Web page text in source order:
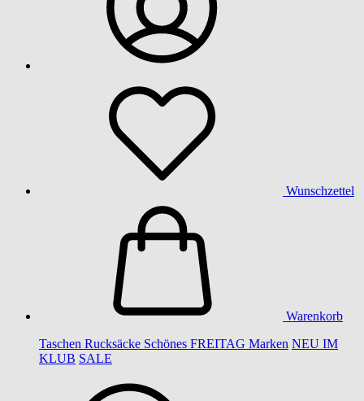
Wunschzettel
Warenkorb
Taschen Rucksäcke Schönes FREITAG Marken NEU IM
KLUB SALE